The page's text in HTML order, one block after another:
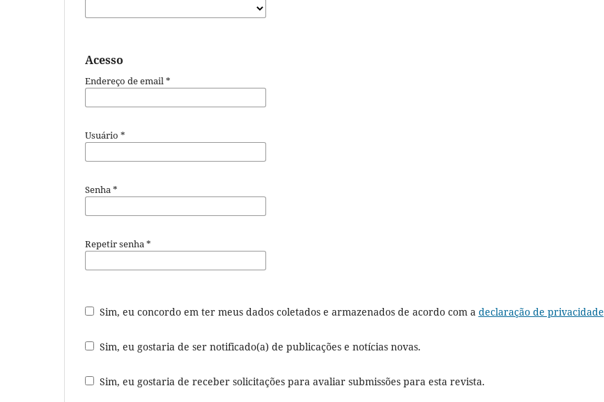
Acesso
Endereço de email*
Usuário *
Senha*
Repetir senha*
Sim, eu concordo em ter meus dados coletados e armazenados de acordo com a declaração de privacidade
Sim, eu gostaria de ser notificado(a) de publicações e notícias novas.
Sim, eu gostaria de receber solicitações para avaliar submissões para esta revista.